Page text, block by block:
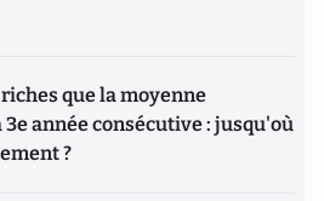
que la moyenne
année consécutive : jusqu'où
?